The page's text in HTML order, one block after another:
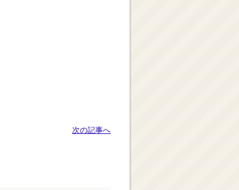
次の記事へ